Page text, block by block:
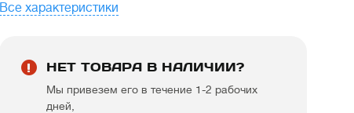
Все характеристики
НЕТ ТОВАРА В НАЛИЧИИ?
Мы привезем его в течение 1-2 рабочих
дней,